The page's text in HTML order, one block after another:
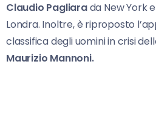
Claudio Pagliarada New York e
Londra. Inoltre, è riproposto
classifica degli uomini in crisi
Maurizio Mannoni.